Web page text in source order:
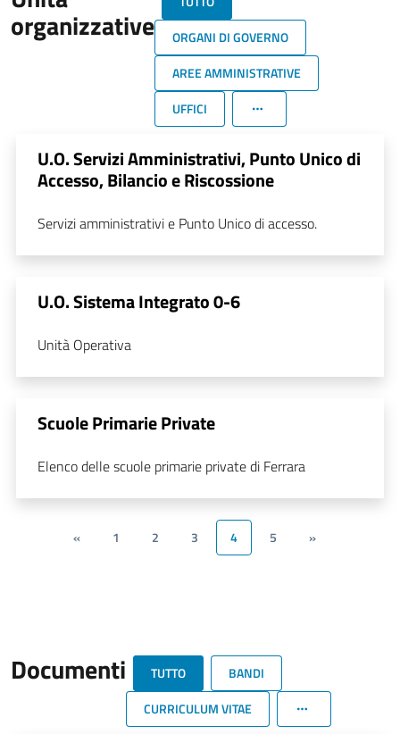
organizzative
ORGANI DI GOVERNO
AREE AMMINISTRATIVE
UFFICI
U.O. Servizi Amministrativi, Punto Unico di
Accesso, Bilancio e Riscossione
Servizi amministrativi e Punto Unico di accesso.
U.O. Sistema Integrato 0-6
Unità Operativa
Scuole Primarie Private
Elenco delle scuole primarie private di Ferrara
« 1 2 3 4 5 »
Documenti TUTTO
BANDI
CURRICULUM VITAE